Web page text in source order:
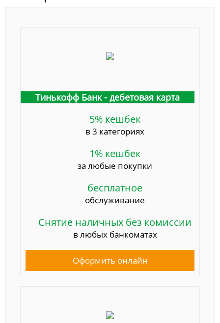
Тинькофф Банк - дебетовая карта
5% кешбек
в 3 категориях
1% кешбек
за любые покупки
бесплатное
обслуживание
Снятие наличных без комиссии
в любых банкоматах
Оформить онлайн